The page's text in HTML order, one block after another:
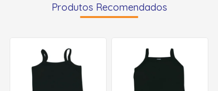
Produtos Recomendados